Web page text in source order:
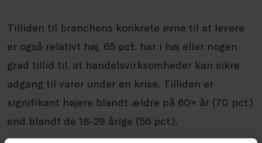
Tilliden til branchens konkrete evne til at levere
er også relativt høj. 65 pct. har i høj eller nogen
grad tillid til, at handelsvirksomheder kan sikre
adgang til varer under en krise. Tilliden er
signifikant højere blandt ældre på 60+ år (70 pct.)
end blandt de 18-29 årige (56 pct.).